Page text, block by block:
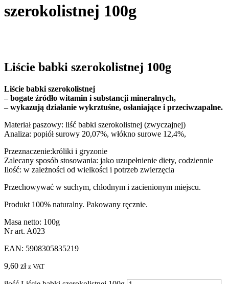
szerokolistnej 100g
Liście babki szerokolistnej 100g
Liście babki szerokolistnej
– bogate źródło witamin i substancji mineralnych,
– wykazują działanie wykrztuśne, osłaniające i przeciwzapalne.
Materiał paszowy: liść babki szerokolistnej (zwyczajnej)
Analiza: popiół surowy 20,07%, włókno surowe 12,4%,
Przeznaczenie:króliki i gryzonie
Zalecany sposób stosowania: jako uzupełnienie diety, codziennie
Ilość: w zależności od wielkości i potrzeb zwierzęcia
Przechowywać w suchym, chłodnym i zacienionym miejscu.
Produkt 100% naturalny. Pakowany ręcznie.
Masa netto: 100g
Nr art. A023
EAN: 5908305835219
9,60 zł z VAT